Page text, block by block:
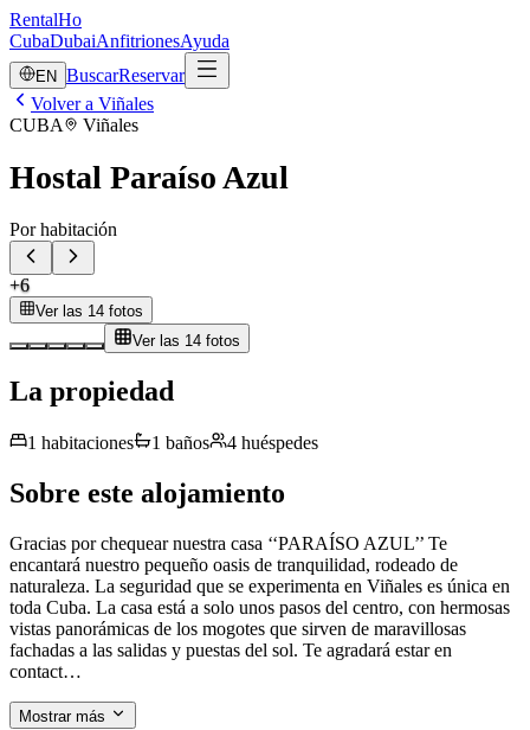
RentalHo
CubaDubaiAnfitrionesAyuda
EN BuscarReservar
Volver a Viñales
CUBA
Viñales
Hostal Paraíso Azul
Por habitación
+6
Ver las 14 fotos
Ver las 14 fotos
La propiedad
1 habitaciones 1 baños 4 huéspedes
Sobre este alojamiento
Gracias por chequear nuestra casa ‘‘PARAÍSO AZUL’’ Te
encantará nuestro pequeño oasis de tranquilidad, rodeado de
naturaleza. La seguridad que se experimenta en Viñales es única en
toda Cuba. La casa está a solo unos pasos del centro, con hermosas
vistas panorámicas de los mogotes que sirven de maravillosas
fachadas a las salidas y puestas del sol. Te agradará estar en
contact…
Mostrar más